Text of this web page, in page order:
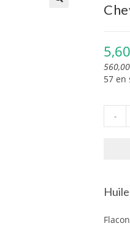
57 en
-